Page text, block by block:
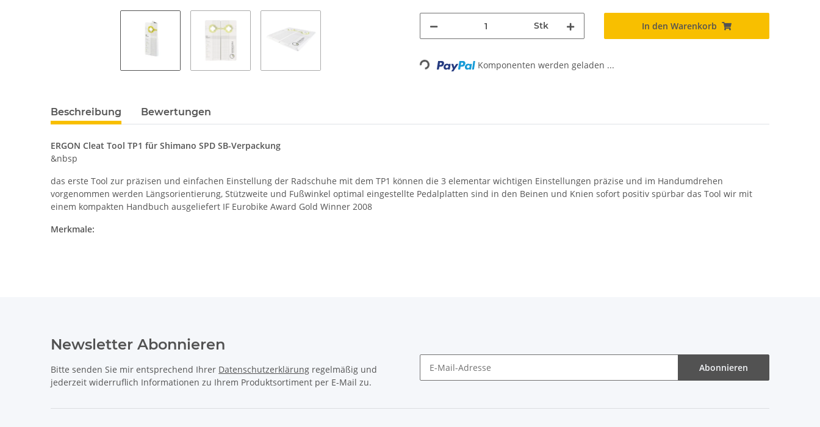
Stk In den Warenkorb
Loading... Komponenten werden geladen ...
Beschreibung Bewertungen
ERGON Cleat Tool TP1 für Shimano SPD SB-Verpackung
&nbsp
das erste Tool zur präzisen und einfachen Einstellung der Radschuhe mit dem TP1 können die 3 elementar wichtigen Einstellungen präzise und im Handumdrehen
vorgenommen werden Längsorientierung, Stützweite und Fußwinkel optimal eingestellte Pedalplatten sind in den Beinen und Knien sofort positiv spürbar das Tool wir mit
einem kompakten Handbuch ausgeliefert IF Eurobike Award Gold Winner 2008
Merkmale:
Newsletter Abonnieren
Bitte senden Sie mir entsprechend Ihrer Datenschutzerklärung regelmäßig und
jederzeit widerruflich Informationen zu Ihrem Produktsortiment per E-Mail zu.
Abonnieren